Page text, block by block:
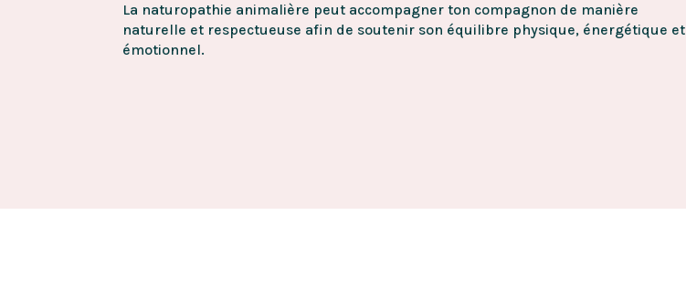
La naturopathie animalière peut accompagner ton compagnon de manière
naturelle et respectueuse afin de soutenir son équilibre physique, énergétique et
émotionnel.